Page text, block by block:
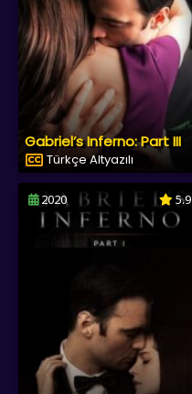
Gabriel’s Inferno: Part III
Türkçe Altyazılı
2020 5.9